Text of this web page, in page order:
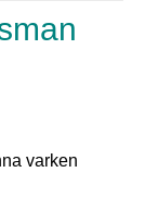
varken